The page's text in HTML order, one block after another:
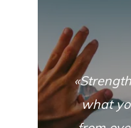
what